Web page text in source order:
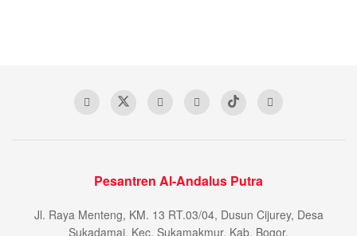
Pesantren Al-Andalus Putra
Jl. Raya Menteng, KM. 13 RT.03/04, Dusun Cijurey, Desa
Sukadamai, Kec. Sukamakmur, Kab. Bogor.